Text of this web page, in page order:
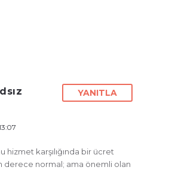
YANITLA
hizmet karşılığında bir ücret
derece normal; ama önemli olan